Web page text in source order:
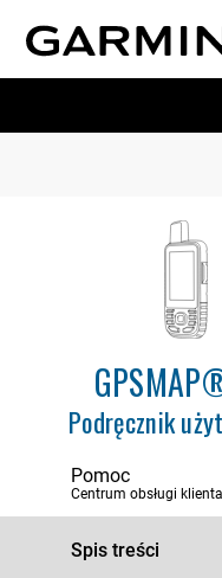
Podręcznik
Pomoc
Centrum obsługi
Spis treści